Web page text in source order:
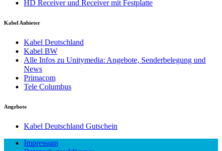
HD Receiver und Receiver mit Festplatte
Kabel Anbieter
Kabel Deutschland
Kabel BW
Alle Infos zu Unitymedia: Angebote, Senderbelegung und
News
Primacom
Tele Columbus
Angebote
Kabel Deutschland Gutschein
Impressum